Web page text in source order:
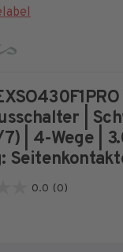
|
7) | 4-Wege |
0.0 (0)